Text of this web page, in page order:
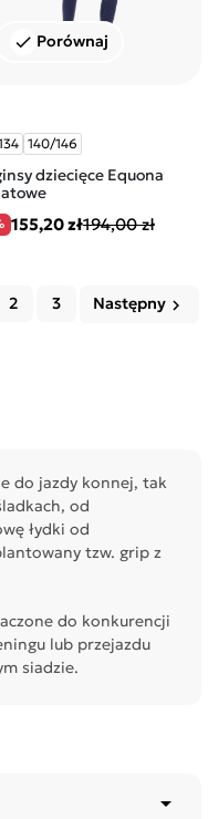
check Porównaj
140/146
dziecięce Equona
155,20 zł194,00 zł
2 3 Następny keyboard_arrow_right
do jazdy konnej, tak
od
łydki od
tzw. grip z
do konkurencji
lub przejazdu
siadzie.
